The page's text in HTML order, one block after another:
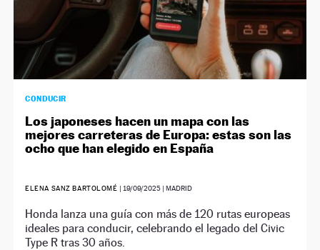
CONDUCIR
Los japoneses hacen un mapa con las
mejores carreteras de Europa: estas son las
ocho que han elegido en España
ELENA SANZ BARTOLOMÉ | 19/09/2025| MADRID
Honda lanza una guía con más de 120 rutas europeas
ideales para conducir, celebrando el legado del Civic
Type R tras 30 años.